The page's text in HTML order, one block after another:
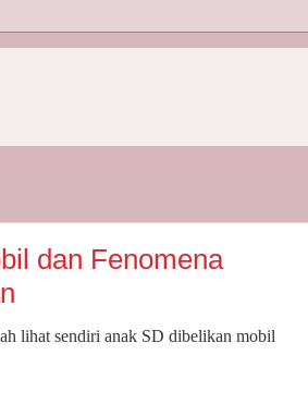
dan Fenomena
lihat sendiri anak SD dibelikan mobil